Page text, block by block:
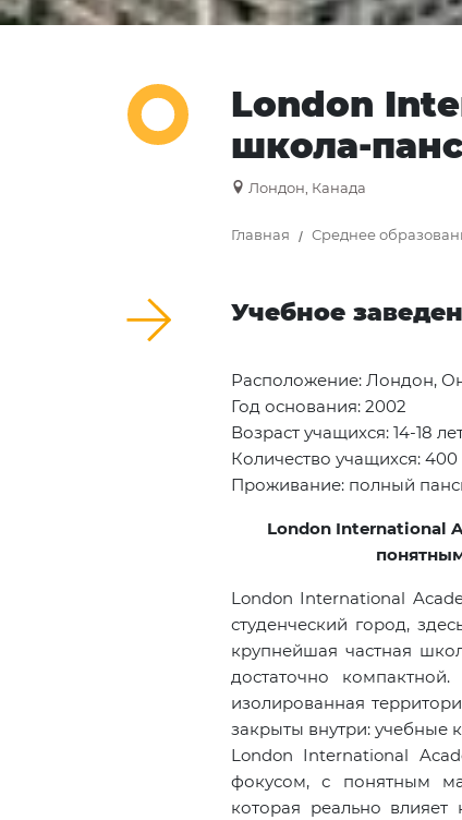
London
школа-
Лондон, Канада
Главная Среднее
Учебное
Расположение: Лондон,
Год основания: 2002
Возраст учащихся: 14-18
Количество учащихся: 400
Проживание: полный
London International
London International
студенческий город,
крупнейшая частная
достаточно
изолированная
закрыты внутри: учебные
London International
фокусом, с понятным
которая реально